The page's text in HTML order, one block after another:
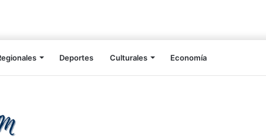
Deportes Culturales Economía